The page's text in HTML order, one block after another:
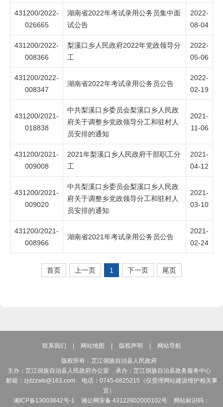
431200/2022-
026665
湖南省2022年考试录用公务员集中面
试公告
2022-
08-04
431200/2022-
008366
梨溪口乡人民政府2022年党政领导分
工
2022-
05-06
431200/2022-
008347
湖南省2022年考试录用公务员公告
2022-
02-19
431200/2021-
018838
中共梨溪口乡委员会梨溪口乡人民政
府关于调整乡党政领导分工和驻村人
员安排的通知
2021-
11-06
431200/2021-
009008
2021年梨溪口乡人民政府干部职工分
工
2021-
04-12
431200/2021-
009020
中共梨溪口乡委员会梨溪口乡人民政
府关于调整乡党政领导分工和驻村人
员安排的通知
2021-
03-10
431200/2021-
008966
湖南省2021年考试录用公务员公告
2021-
02-24
首页 上一页 1 下一页 尾页
联系我们 网站地图 版权声明 网站导航
版权所有：芷江侗族自治县人民政府
主办：芷江侗族自治县人民政府办公室
承办：芷江侗族自治县政务服务中心
邮箱：zjdzzwb@163.com
电话：0745-6825215（仅受理网站建设维护相关事
宜）
湘ICP备13003842号-1
湘公网安备 43122802000102号 网站标识码：